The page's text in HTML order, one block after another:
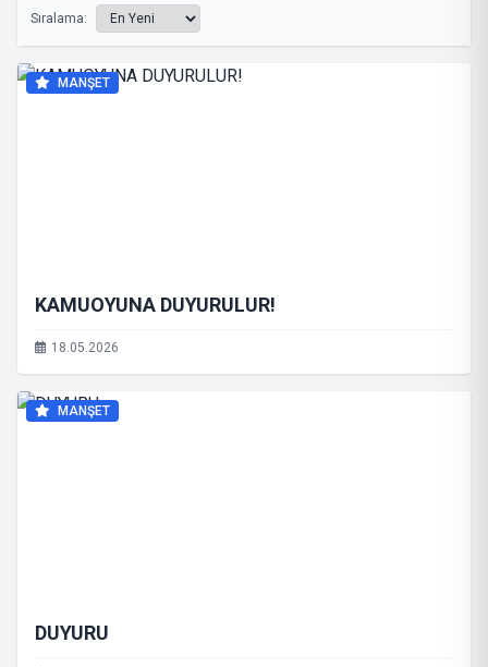
Sıralama:
MANŞET
KAMUOYUNA DUYURULUR!
18.05.2026
MANŞET
DUYURU